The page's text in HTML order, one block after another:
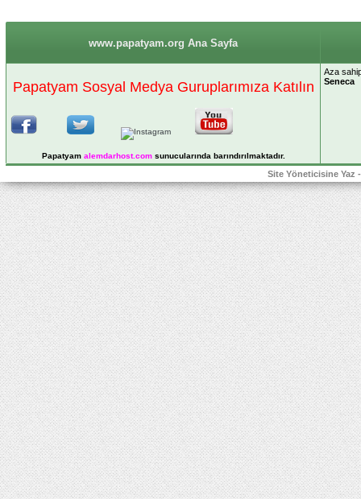
www.papatyam.org Ana Sayfa
Papatyam Sosyal Medya Guruplarımıza Katılın
Papatyam alemdarhost.comsunucularında barındırılmaktadır.
Aza
Seneca
Site Yöneticisine Yaz